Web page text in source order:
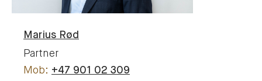
Marius Rød
Partner
+47 901 02 309